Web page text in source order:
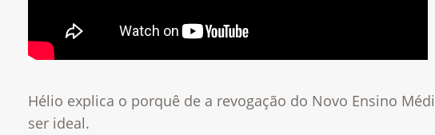
Hélio explica o porquê de a revogação do Novo Ensino
ser ideal.